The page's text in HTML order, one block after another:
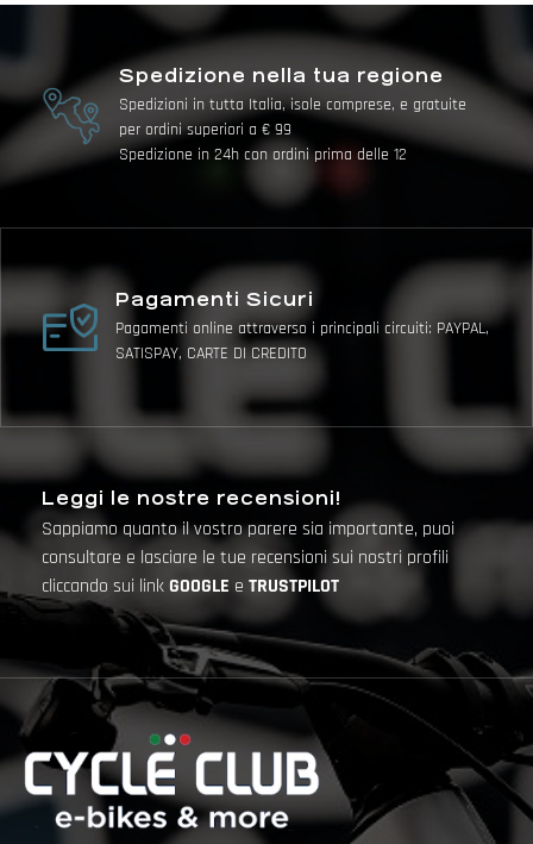
Spedizione nella tua regione
Spedizioni in tutta Italia, isole comprese, e gratuite
per ordini superiori a € 99
Spedizione in 24h con ordini prima delle 12
Pagamenti Sicuri
Pagamenti online attraverso i principali circuiti: PAYPAL,
SATISPAY, CARTE DI CREDITO
Leggi le nostre recensioni!
Sappiamo quanto il vostro parere sia importante, puoi
consultare e lasciare le tue recensioni sui nostri profili
cliccando sui linkGOOGLE e TRUSTPILOT